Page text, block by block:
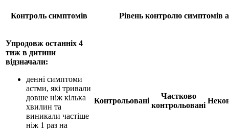
Контроль симптомів Рівень контролю симптомів
Упродовж останніх 4
тиж в дитини
відзначали:
денні симптоми
астми, які тривали
довше ніж кілька
хвилин та
виникали частіше
ніж 1 раз на
Контрольовані
Частково
контрольовані